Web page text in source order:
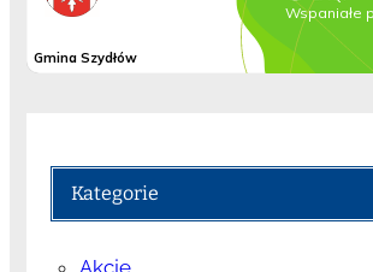
Kategorie